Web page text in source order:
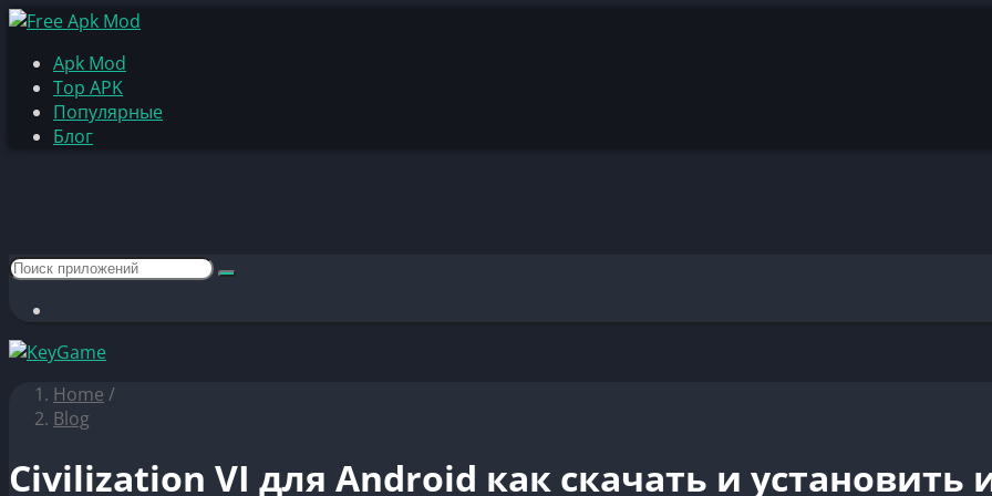
Apk Mod
Top APK
Популярные
Блог
Home /
Blog
Civilization VI для Android как скачать и установить